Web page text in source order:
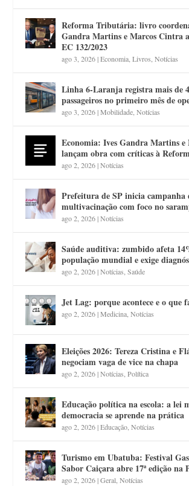
Reforma Tributária: livro
Gandra Martins e Marcos Cintra
EC 132/2023
ago 3, 2026|Economia ,Livros ,Notícias
Linha 6-Laranja registra mais de
passageiros no primeiro mês de
ago 3, 2026|Mobilidade ,Notícias
Economia: Ives Gandra Martins
lançam obra com críticas à
ago 2, 2026|Notícias
Prefeitura de SP inicia campanha
multivacinação com foco no
ago 2, 2026|Notícias
Saúde auditiva: zumbido afeta
população mundial e exige
ago 2, 2026|Notícias ,Saúde
Jet Lag: porque acontece e o que
ago 2, 2026|Medicina ,Notícias
Eleições 2026: Tereza Cristina e
negociam vaga de vice na chapa
ago 2, 2026|Notícias ,Política
Educação política na escola: a lei
democracia se aprende na prática
ago 2, 2026|Educação ,Notícias
Turismo em Ubatuba: Festival
Sabor Caiçara abre 17ª edição na
ago 2, 2026|Geral ,Notícias